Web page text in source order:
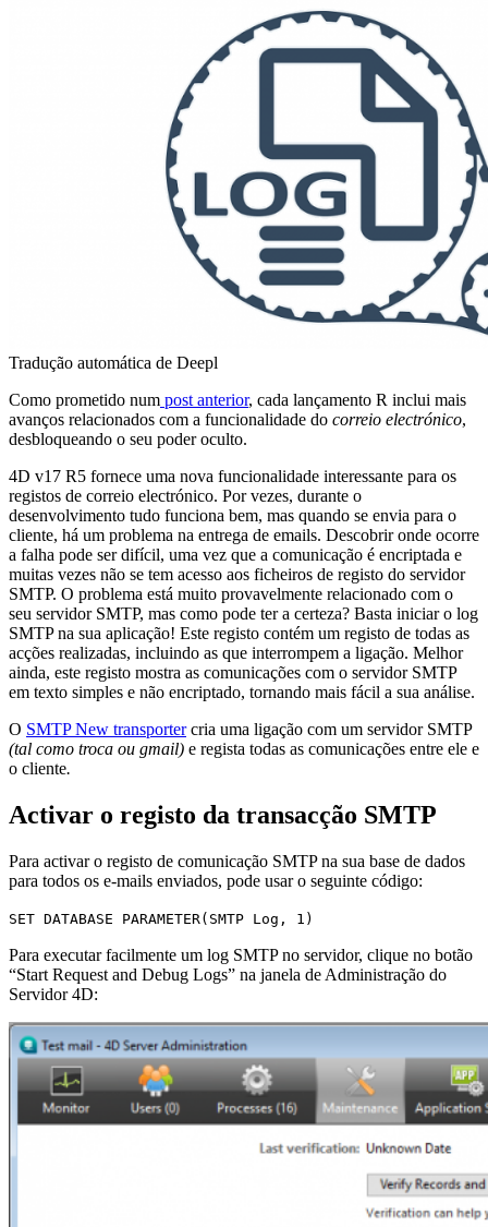
Tradução automática de Deepl
Como prometido num post anterior, cada lançamento R inclui mais
avanços relacionados com a funcionalidade do correio electrónico,
desbloqueando o seu poder oculto.
4D v17 R5 fornece uma nova funcionalidade interessante para os
registos de correio electrónico. Por vezes, durante o
desenvolvimento tudo funciona bem, mas quando se envia para o
cliente, há um problema na entrega de emails. Descobrir onde ocorre
a falha pode ser difícil, uma vez que a comunicação é encriptada e
muitas vezes não se tem acesso aos ficheiros de registo do servidor
SMTP. O problema está muito provavelmente relacionado com o
seu servidor SMTP, mas como pode ter a certeza? Basta iniciar o log
SMTP na sua aplicação! Este registo contém um registo de todas as
acções realizadas, incluindo as que interrompem a ligação. Melhor
ainda, este registo mostra as comunicações com o servidor SMTP
em texto simples e não encriptado, tornando mais fácil a sua análise.
O SMTP New transportercria uma ligação com um servidor SMTP
(tal como troca ou gmail) e regista todas as comunicações entre ele e
o cliente.
Activar o registo da transacção SMTP
Para activar o registo de comunicação SMTP na sua base de dados
para todos os e-mails enviados, pode usar o seguinte código:
SET DATABASE PARAMETER( SMTP Log , 1)
Para executar facilmente um log SMTP no servidor, clique no botão
“Start Request and Debug Logs” na janela de Administração do
Servidor 4D: